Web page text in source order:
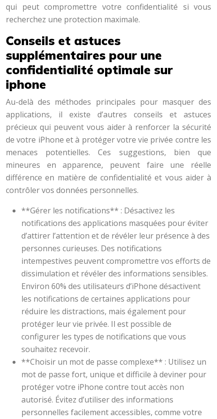
qui peut compromettre votre confidentialité si vous
recherchez une protection maximale.
Conseils et astuces
supplémentaires pour une
confidentialité optimale sur
iphone
Au-delà des méthodes principales pour masquer des
applications, il existe d’autres conseils et astuces
précieux qui peuvent vous aider à renforcer la sécurité
de votre iPhone et à protéger votre vie privée contre les
menaces potentielles. Ces suggestions, bien que
mineures en apparence, peuvent faire une réelle
différence en matière de confidentialité et vous aider à
contrôler vos données personnelles.
**Gérer les notifications** : Désactivez les
notifications des applications masquées pour éviter
d’attirer l’attention et de révéler leur présence à des
personnes curieuses. Des notifications
intempestives peuvent compromettre vos efforts de
dissimulation et révéler des informations sensibles.
Environ 60% des utilisateurs d’iPhone désactivent
les notifications de certaines applications pour
réduire les distractions, mais également pour
protéger leur vie privée. Il est possible de
configurer les types de notifications que vous
souhaitez recevoir.
**Choisir un mot de passe complexe** : Utilisez un
mot de passe fort, unique et difficile à deviner pour
protéger votre iPhone contre tout accès non
autorisé. Évitez d’utiliser des informations
personnelles facilement accessibles, comme votre